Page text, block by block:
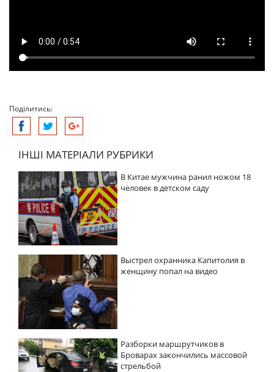
Поділитись:
ІНШІ МАТЕРІАЛИ РУБРИКИ
В Китае мужчина ранил ножом 18
человек в детском саду
Выстрел охранника Капитолия в
женщину попал на видео
Разборки маршрутчиков в
Броварах закончились массовой
стрельбой